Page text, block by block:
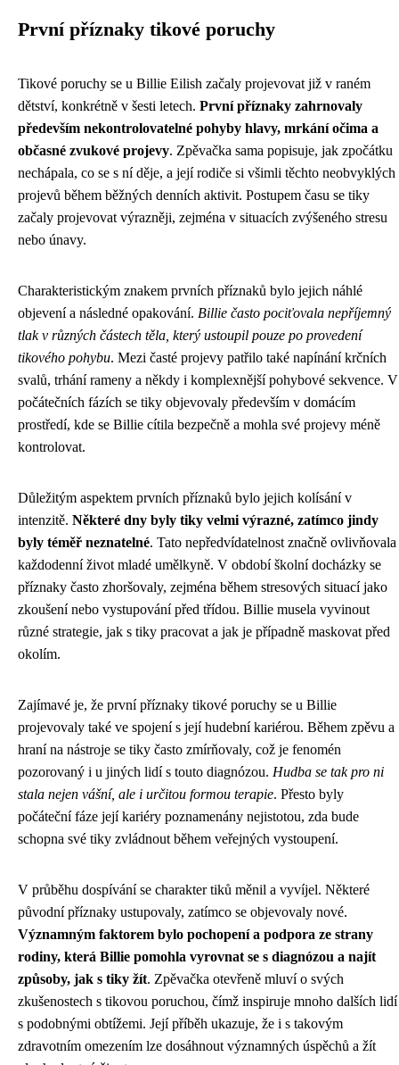
První příznaky tikové poruchy
Tikové poruchy se u Billie Eilish začaly projevovat již v raném
dětství, konkrétně v šesti letech. První příznaky zahrnovaly
především nekontrolovatelné pohyby hlavy, mrkání očima a
občasné zvukové projevy. Zpěvačka sama popisuje, jak zpočátku
nechápala, co se s ní děje, a její rodiče si všimli těchto neobvyklých
projevů během běžných denních aktivit. Postupem času se tiky
začaly projevovat výrazněji, zejména v situacích zvýšeného stresu
nebo únavy.
Charakteristickým znakem prvních příznaků bylo jejich náhlé
objevení a následné opakování. Billie často pociťovala nepříjemný
tlak v různých částech těla, který ustoupil pouze po provedení
tikového pohybu. Mezi časté projevy patřilo také napínání krčních
svalů, trhání rameny a někdy i komplexnější pohybové sekvence. V
počátečních fázích se tiky objevovaly především v domácím
prostředí, kde se Billie cítila bezpečně a mohla své projevy méně
kontrolovat.
Důležitým aspektem prvních příznaků bylo jejich kolísání v
intenzitě. Některé dny byly tiky velmi výrazné, zatímco jindy
byly téměř neznatelné. Tato nepředvídatelnost značně ovlivňovala
každodenní život mladé umělkyně. V období školní docházky se
příznaky často zhoršovaly, zejména během stresových situací jako
zkoušení nebo vystupování před třídou. Billie musela vyvinout
různé strategie, jak s tiky pracovat a jak je případně maskovat před
okolím.
Zajímavé je, že první příznaky tikové poruchy se u Billie
projevovaly také ve spojení s její hudební kariérou. Během zpěvu a
hraní na nástroje se tiky často zmírňovaly, což je fenomén
pozorovaný i u jiných lidí s touto diagnózou. Hudba se tak pro ni
stala nejen vášní, ale i určitou formou terapie. Přesto byly
počáteční fáze její kariéry poznamenány nejistotou, zda bude
schopna své tiky zvládnout během veřejných vystoupení.
V průběhu dospívání se charakter tiků měnil a vyvíjel. Některé
původní příznaky ustupovaly, zatímco se objevovaly nové.
Významným faktorem bylo pochopení a podpora ze strany
rodiny, která Billie pomohla vyrovnat se s diagnózou a najít
způsoby, jak s tiky žít. Zpěvačka otevřeně mluví o svých
zkušenostech s tikovou poruchou, čímž inspiruje mnoho dalších lidí
s podobnými obtížemi. Její příběh ukazuje, že i s takovým
zdravotním omezením lze dosáhnout významných úspěchů a žít